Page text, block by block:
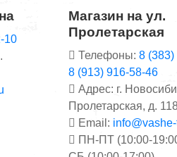
10
Магазин на ул.
Пролетарская
Телефоны: 8 (383)
8 (913) 916-58-46
Адрес: г.
Пролетарская, д.
Email:
ПН-ПТ (10:00-